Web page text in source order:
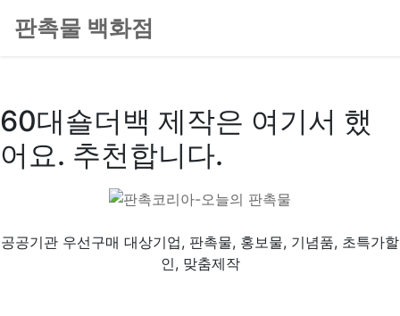
판촉물 백화점
60대숄더백 제작은 여기서 했
어요. 추천합니다.
공공기관 우선구매 대상기업, 판촉물, 홍보물, 기념품, 초특가할
인, 맞춤제작